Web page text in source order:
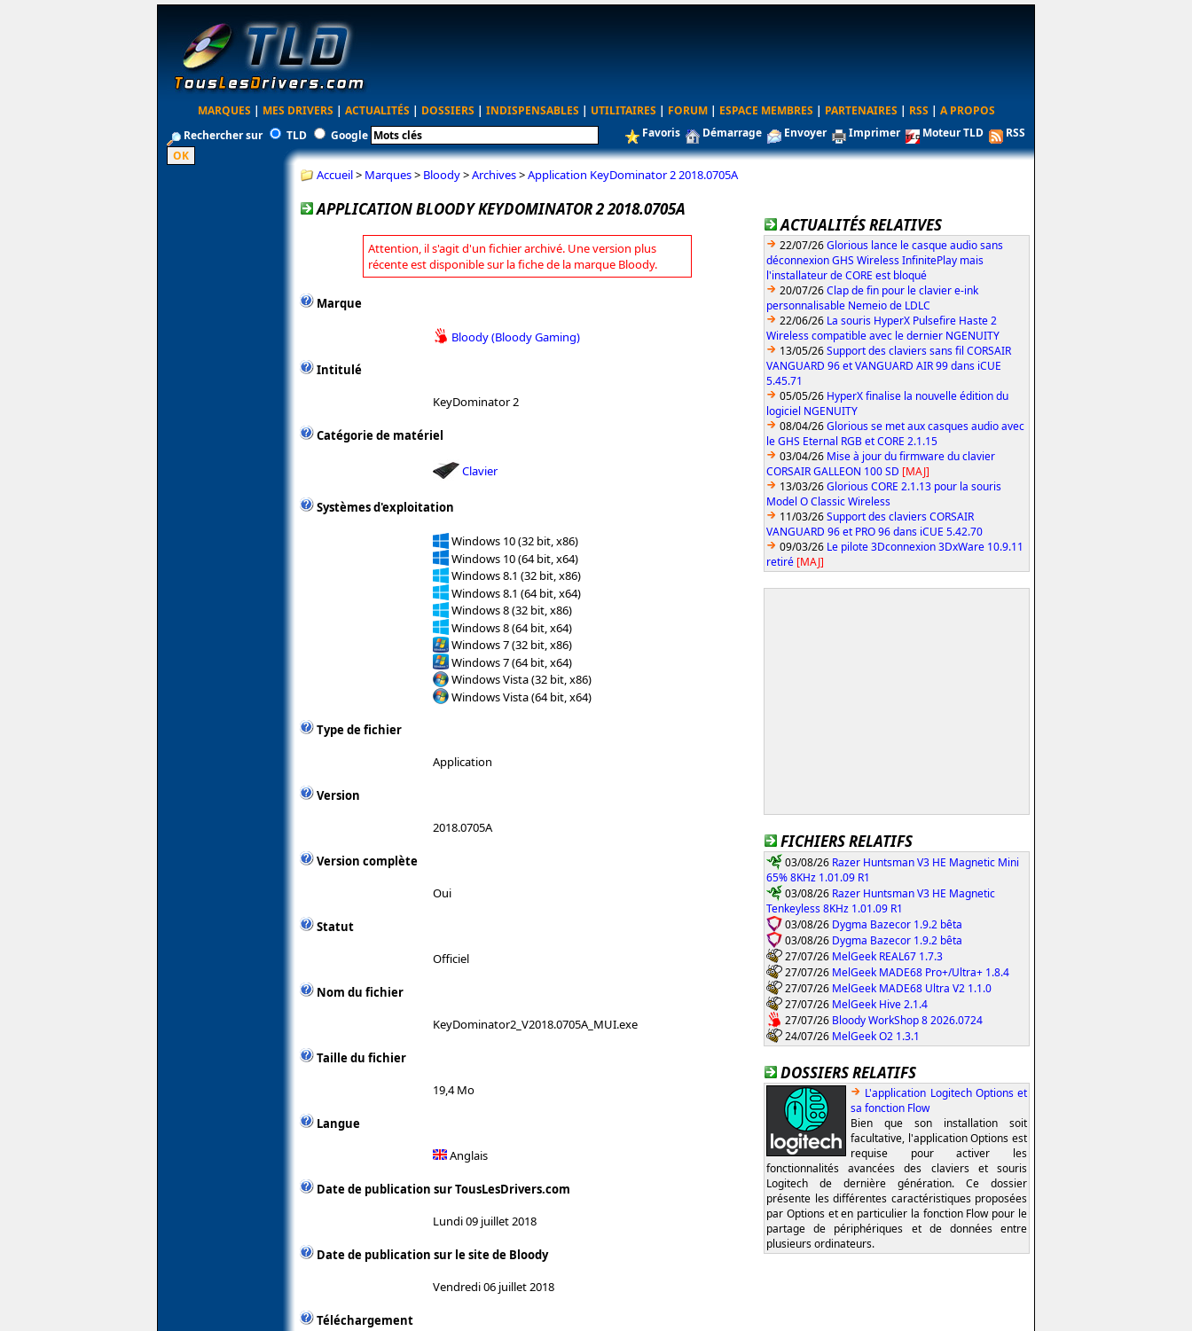
MARQUES | MES DRIVERS | ACTUALITÉS | DOSSIERS | INDISPENSABLES | UTILITAIRES | FORUM | ESPACE MEMBRES | PARTENAIRES | RSS | A PROPOS
Rechercher sur
TLD Google Favoris Démarrage Envoyer Imprimer Moteur TLD RSS
Accueil> Marques> Bloody>Archives>Application KeyDominator 2 2018.0705A
APPLICATION BLOODY KEYDOMINATOR 2 2018.0705A
Attention, il s'agit d'un fichier archivé. Une version plus
récente est disponible sur la fiche de la marque Bloody.
Marque
Bloody (Bloody Gaming)
Intitulé
KeyDominator 2
Catégorie de matériel
Clavier
Systèmes d'exploitation
Windows 10 (32 bit, x86)
Windows 10 (64 bit, x64)
Windows 8.1 (32 bit, x86)
Windows 8.1 (64 bit, x64)
Windows 8 (32 bit, x86)
Windows 8 (64 bit, x64)
Windows 7 (32 bit, x86)
Windows 7 (64 bit, x64)
Windows Vista (32 bit, x86)
Windows Vista (64 bit, x64)
Type de fichier
Application
Version
2018.0705A
Version complète
Oui
Statut
Officiel
Nom du fichier
KeyDominator2_V2018.0705A_MUI.exe
Taille du fichier
19,4 Mo
Langue
Anglais
Date de publication sur TousLesDrivers.com
Lundi 09 juillet 2018
Date de publication sur le site de Bloody
Vendredi 06 juillet 2018
Téléchargement
ACTUALITÉS RELATIVES
22/07/26Glorious lance le casque audio sans
déconnexion GHS Wireless InfinitePlay mais
l'installateur de CORE est bloqué
20/07/26Clap de fin pour le clavier e-ink
personnalisable Nemeio de LDLC
22/06/26 La souris HyperX Pulsefire Haste 2
Wireless compatible avec le dernier NGENUITY
13/05/26Support des claviers sans fil CORSAIR
VANGUARD 96 et VANGUARD AIR 99 dans iCUE
5.45.71
05/05/26 HyperX finalise la nouvelle édition du
logiciel NGENUITY
08/04/26Glorious se met aux casques audio avec
le GHS Eternal RGB et CORE 2.1.15
03/04/26 Mise à jour du firmware du clavier
CORSAIR GALLEON 100 SD [MAJ]
13/03/26Glorious CORE 2.1.13 pour la souris
Model O Classic Wireless
11/03/26Support des claviers CORSAIR
VANGUARD 96 et PRO 96 dans iCUE 5.42.70
09/03/26 Le pilote 3Dconnexion 3DxWare 10.9.11
retiré [MAJ]
FICHIERS RELATIFS
03/08/26 Razer Huntsman V3 HE Magnetic Mini
65% 8KHz 1.01.09 R1
03/08/26 Razer Huntsman V3 HE Magnetic
Tenkeyless 8KHz 1.01.09 R1
03/08/26 Dygma Bazecor 1.9.2 bêta
03/08/26 Dygma Bazecor 1.9.2 bêta
27/07/26 MelGeek REAL67 1.7.3
27/07/26 MelGeek MADE68 Pro+/Ultra+ 1.8.4
27/07/26 MelGeek MADE68 Ultra V2 1.1.0
27/07/26 MelGeek Hive 2.1.4
27/07/26 Bloody WorkShop 8 2026.0724
24/07/26 MelGeek O2 1.3.1
DOSSIERS RELATIFS
L'application Logitech Options et
sa fonction Flow
Bien que son installation soit
facultative, l'application Options est
requise pour activer les
fonctionnalités avancées des claviers et souris
Logitech de dernière génération. Ce dossier
présente les différentes caractéristiques proposées
par Options et en particulier la fonction Flow pour le
partage de périphériques et de données entre
plusieurs ordinateurs.